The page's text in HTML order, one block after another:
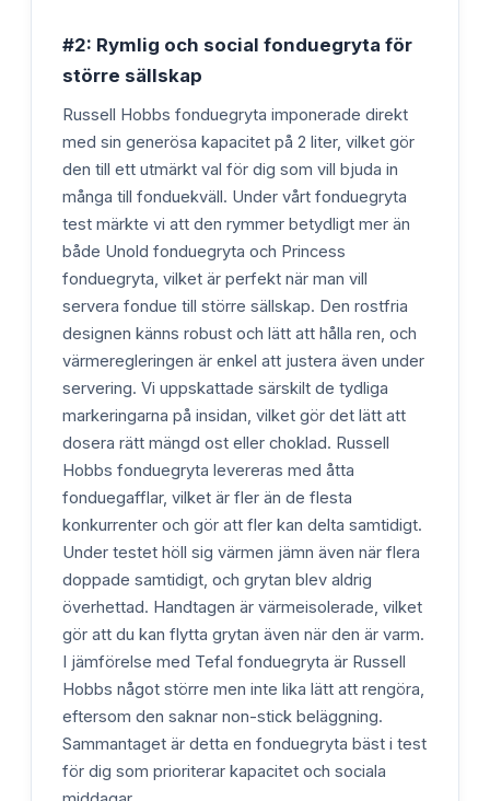
#2: Rymlig och social fonduegryta för
större sällskap
Russell Hobbs fonduegryta imponerade direkt
med sin generösa kapacitet på 2 liter, vilket gör
den till ett utmärkt val för dig som vill bjuda in
många till fonduekväll. Under vårt fonduegryta
test märkte vi att den rymmer betydligt mer än
både Unold fonduegryta och Princess
fonduegryta, vilket är perfekt när man vill
servera fondue till större sällskap. Den rostfria
designen känns robust och lätt att hålla ren, och
värmeregleringen är enkel att justera även under
servering. Vi uppskattade särskilt de tydliga
markeringarna på insidan, vilket gör det lätt att
dosera rätt mängd ost eller choklad. Russell
Hobbs fonduegryta levereras med åtta
fonduegafflar, vilket är fler än de flesta
konkurrenter och gör att fler kan delta samtidigt.
Under testet höll sig värmen jämn även när flera
doppade samtidigt, och grytan blev aldrig
överhettad. Handtagen är värmeisolerade, vilket
gör att du kan flytta grytan även när den är varm.
I jämförelse med Tefal fonduegryta är Russell
Hobbs något större men inte lika lätt att rengöra,
eftersom den saknar non-stick beläggning.
Sammantaget är detta en fonduegryta bäst i test
för dig som prioriterar kapacitet och sociala